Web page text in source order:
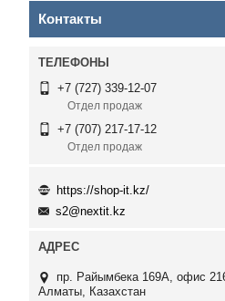
Контакты
+7 (727) 339-12-07
Отдел продаж
+7 (707) 217-17-12
Отдел продаж
https://shop-it.kz/
s2@nextit.kz
пр. Райымбека 169А, офис
Алматы, Казахстан